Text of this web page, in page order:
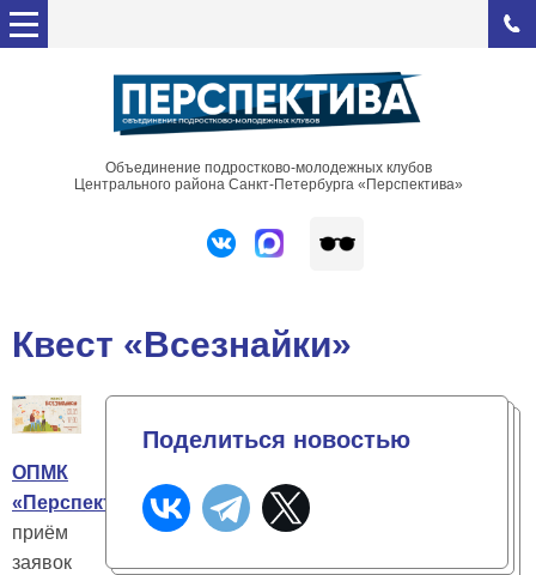
Объединение подростково-молодежных клубов
Центрального района Санкт-Петербурга «Перспектива»
Квест «Всезнайки»
ОПМК
«Перспектива» открывает
приём
заявок
Поделиться новостью